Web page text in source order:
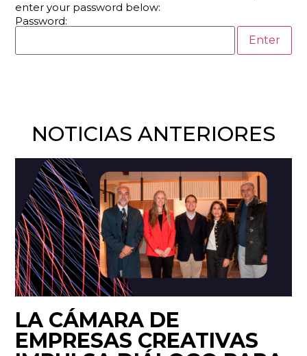
enter your password below:
Password:
NOTICIAS ANTERIORES
LA CÁMARA DE
EMPRESAS CREATIVAS